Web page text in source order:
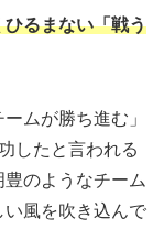
るまない「戦う
ムが勝ち進む」
したと言われる
のようなチーム
風を吹き込んで